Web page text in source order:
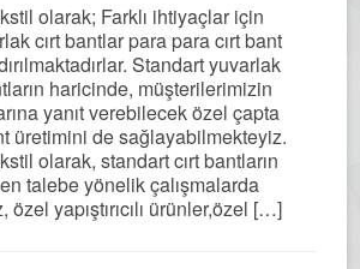
olarak; Farklı ihtiyaçlar için
cırt bantlar para para cırt bant
Standart yuvarlak
haricinde, müşterilerimizin
yanıt verebilecek özel çapta
üretimini de sağlayabilmekteyiz.
olarak, standart cırt bantların
talebe yönelik çalışmalarda
yapıştırıcılı ürünler,özel […]